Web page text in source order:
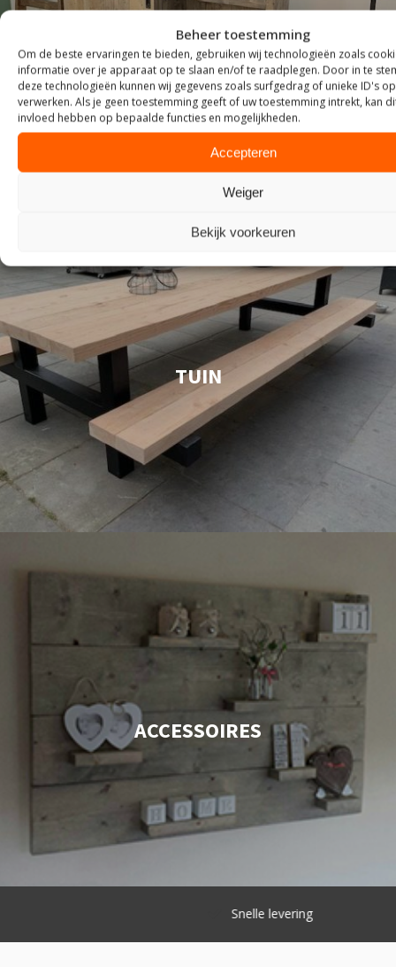
Beheer toestemming
Om de beste ervaringen te bieden, gebruiken wij technologieën zoals
informatie over je apparaat op te slaan en/of te raadplegen. Door in te
deze technologieën kunnen wij gegevens zoals surfgedrag of unieke ID's
verwerken. Als je geen toestemming geeft of uw toestemming intrekt, kan
invloed hebben op bepaalde functies en mogelijkheden.
Accepteren
Weiger
Bekijk voorkeuren
TUIN
ACCESSOIRES
Snelle levering